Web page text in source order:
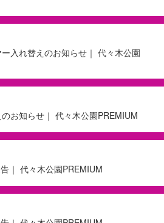
入れ替えのお知らせ｜ 代々木公園
お知らせ｜ 代々木公園PREMIUM
｜ 代々木公園PREMIUM